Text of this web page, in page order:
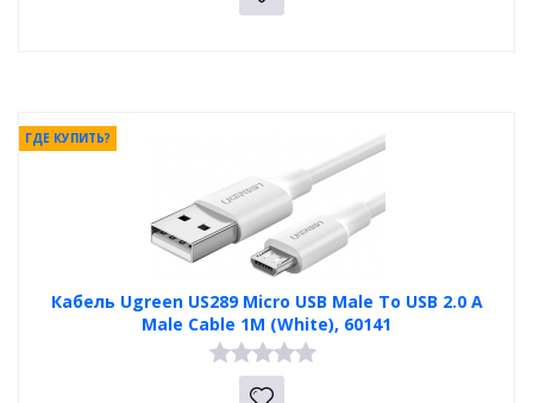
Кабель Ugreen US289 Micro USB Male To USB 2.0 A
Male Cable 1M (White), 60141
ГДЕ КУПИТЬ?